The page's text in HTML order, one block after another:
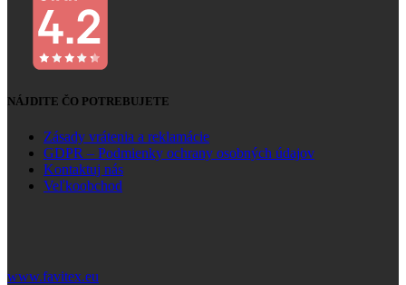
NÁJDITE ČO POTREBUJETE
Zásady vrátenia a reklamácie
GDPR – Podmienky ochrany osobných údajov
Kontaktuj nás
Veľkoobchod
www.favitex.eu